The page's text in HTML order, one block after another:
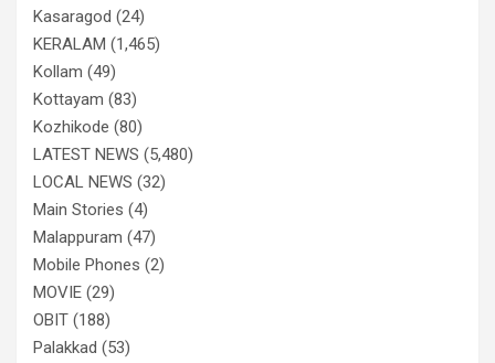
Kasaragod (24)
KERALAM (1,465)
Kollam (49)
Kottayam (83)
Kozhikode (80)
LATEST NEWS (5,480)
LOCAL NEWS (32)
Main Stories (4)
Malappuram (47)
Mobile Phones (2)
MOVIE (29)
OBIT (188)
Palakkad (53)